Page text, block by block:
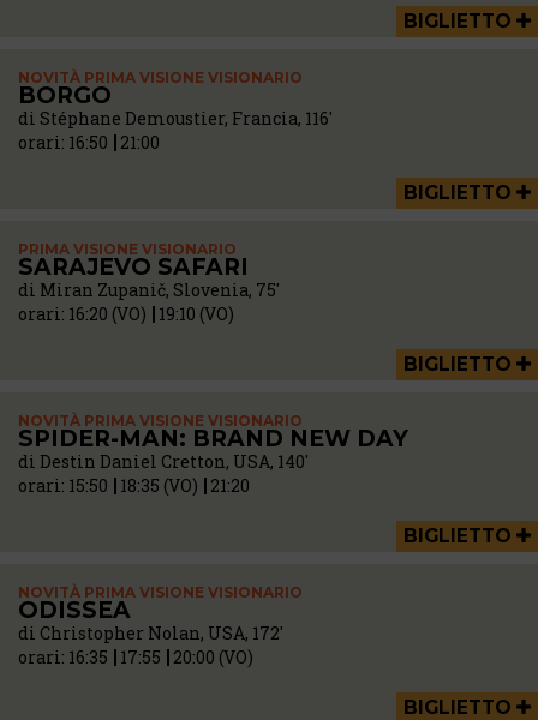
BIGLIETTO
NOVITÀ PRIMA VISIONE VISIONARIO
BORGO
di Stéphane Demoustier, Francia, 116'
orari: 16:50 21:00
BIGLIETTO
PRIMA VISIONE VISIONARIO
SARAJEVO SAFARI
di Miran Zupanič, Slovenia, 75'
orari: 16:20 (VO) 19:10 (VO)
BIGLIETTO
NOVITÀ PRIMA VISIONE VISIONARIO
SPIDER-MAN: BRAND NEW DAY
di Destin Daniel Cretton, USA, 140'
orari: 15:50 18:35 (VO) 21:20
BIGLIETTO
NOVITÀ PRIMA VISIONE VISIONARIO
ODISSEA
di Christopher Nolan, USA, 172'
orari: 16:35 17:55 20:00 (VO)
BIGLIETTO